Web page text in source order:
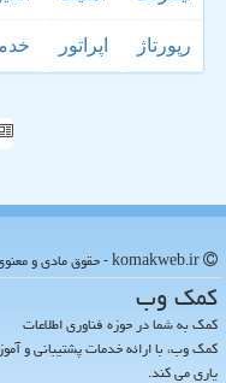
رپورتاژ اپراتور
كمك وب
کمک به شما در حوزه فناوری اطلاعات
کمک وب، با ارائه خدمات پشتیبانی و
یاری می کند.